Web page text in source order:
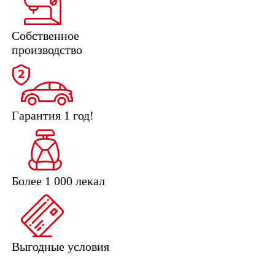
Собственное
производство
Гарантия 1 год!
Более 1 000 лекал
Выгодные условия